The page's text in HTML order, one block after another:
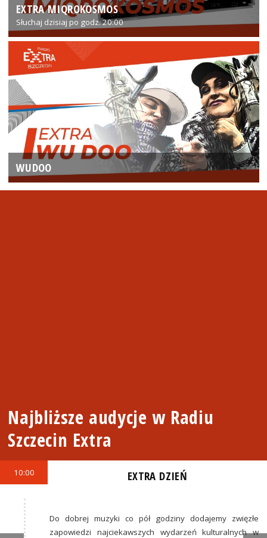
EXTRA MIQROKOSMOS
Słuchaj dzisiaj po godz. 20:00
WUDOO
Najbliższe audycje w Radiu
Szczecin Extra
10:00 EXTRA DZIEŃ
Do dobrej muzyki co pół godziny dodajemy zwięzłe
zapowiedzi najciekawszych wydarzeń kulturalnych w